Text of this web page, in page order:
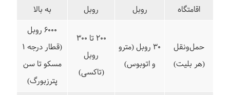
اقامتگاه
روبل
روبل
به بالا
حمل‌ونقل
(هر بلیت)
۳۰ روبل (مترو
و اتوبوس)
۲۰۰ تا ۳۰۰
روبل
(تاکسی)
۶۰۰۰ روبل
(قطار درجه ۱
مسکو تا سن
پترزبورگ)